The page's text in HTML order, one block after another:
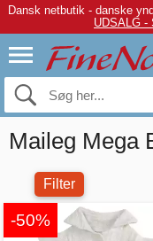
Dansk netbutik - danske
UDSALG -
Maileg Mega
Filter
-50%